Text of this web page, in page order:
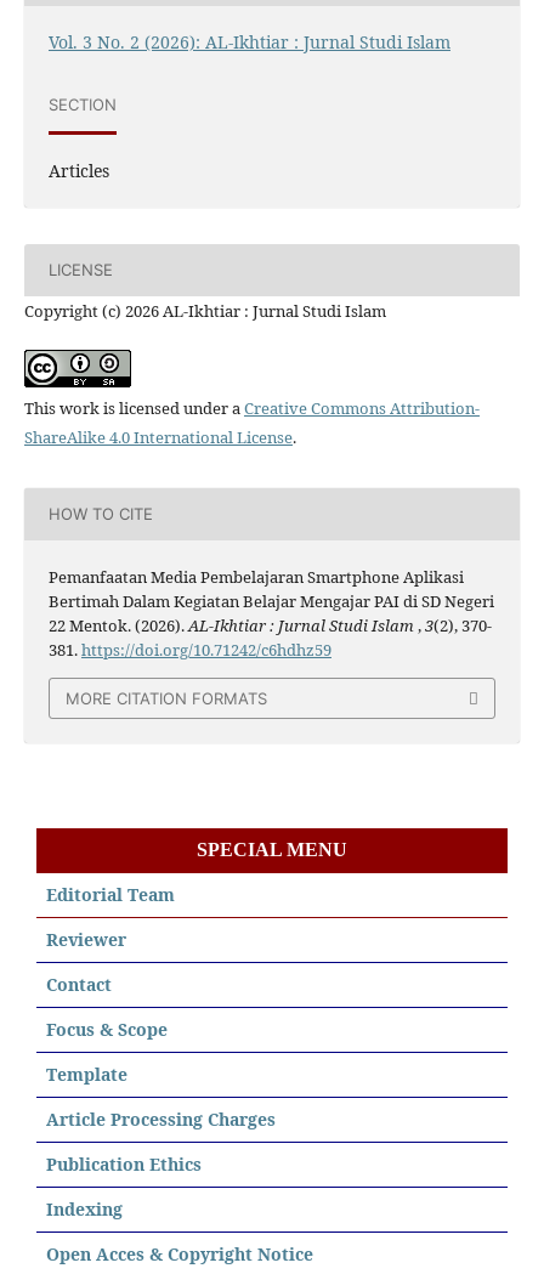
Vol. 3 No. 2 (2026): AL-Ikhtiar : Jurnal Studi Islam
SECTION
Articles
LICENSE
Copyright (c) 2026 AL-Ikhtiar : Jurnal Studi Islam
This work is licensed under aCreative Commons Attribution-
ShareAlike 4.0 International License.
HOW TO CITE
Pemanfaatan Media Pembelajaran Smartphone Aplikasi
Bertimah Dalam Kegiatan Belajar Mengajar PAI di SD Negeri
22 Mentok. (2026).AL-Ikhtiar : Jurnal Studi Islam,3(2), 370-
381.https://doi.org/10.71242/c6hdhz59
MORE CITATION FORMATS
SPECIAL MENU
Editorial Team
Reviewer
Contact
Focus & Scope
Template
Article Processing Charges
Publication Ethics
Indexing
Open Acces & Copyright Notice